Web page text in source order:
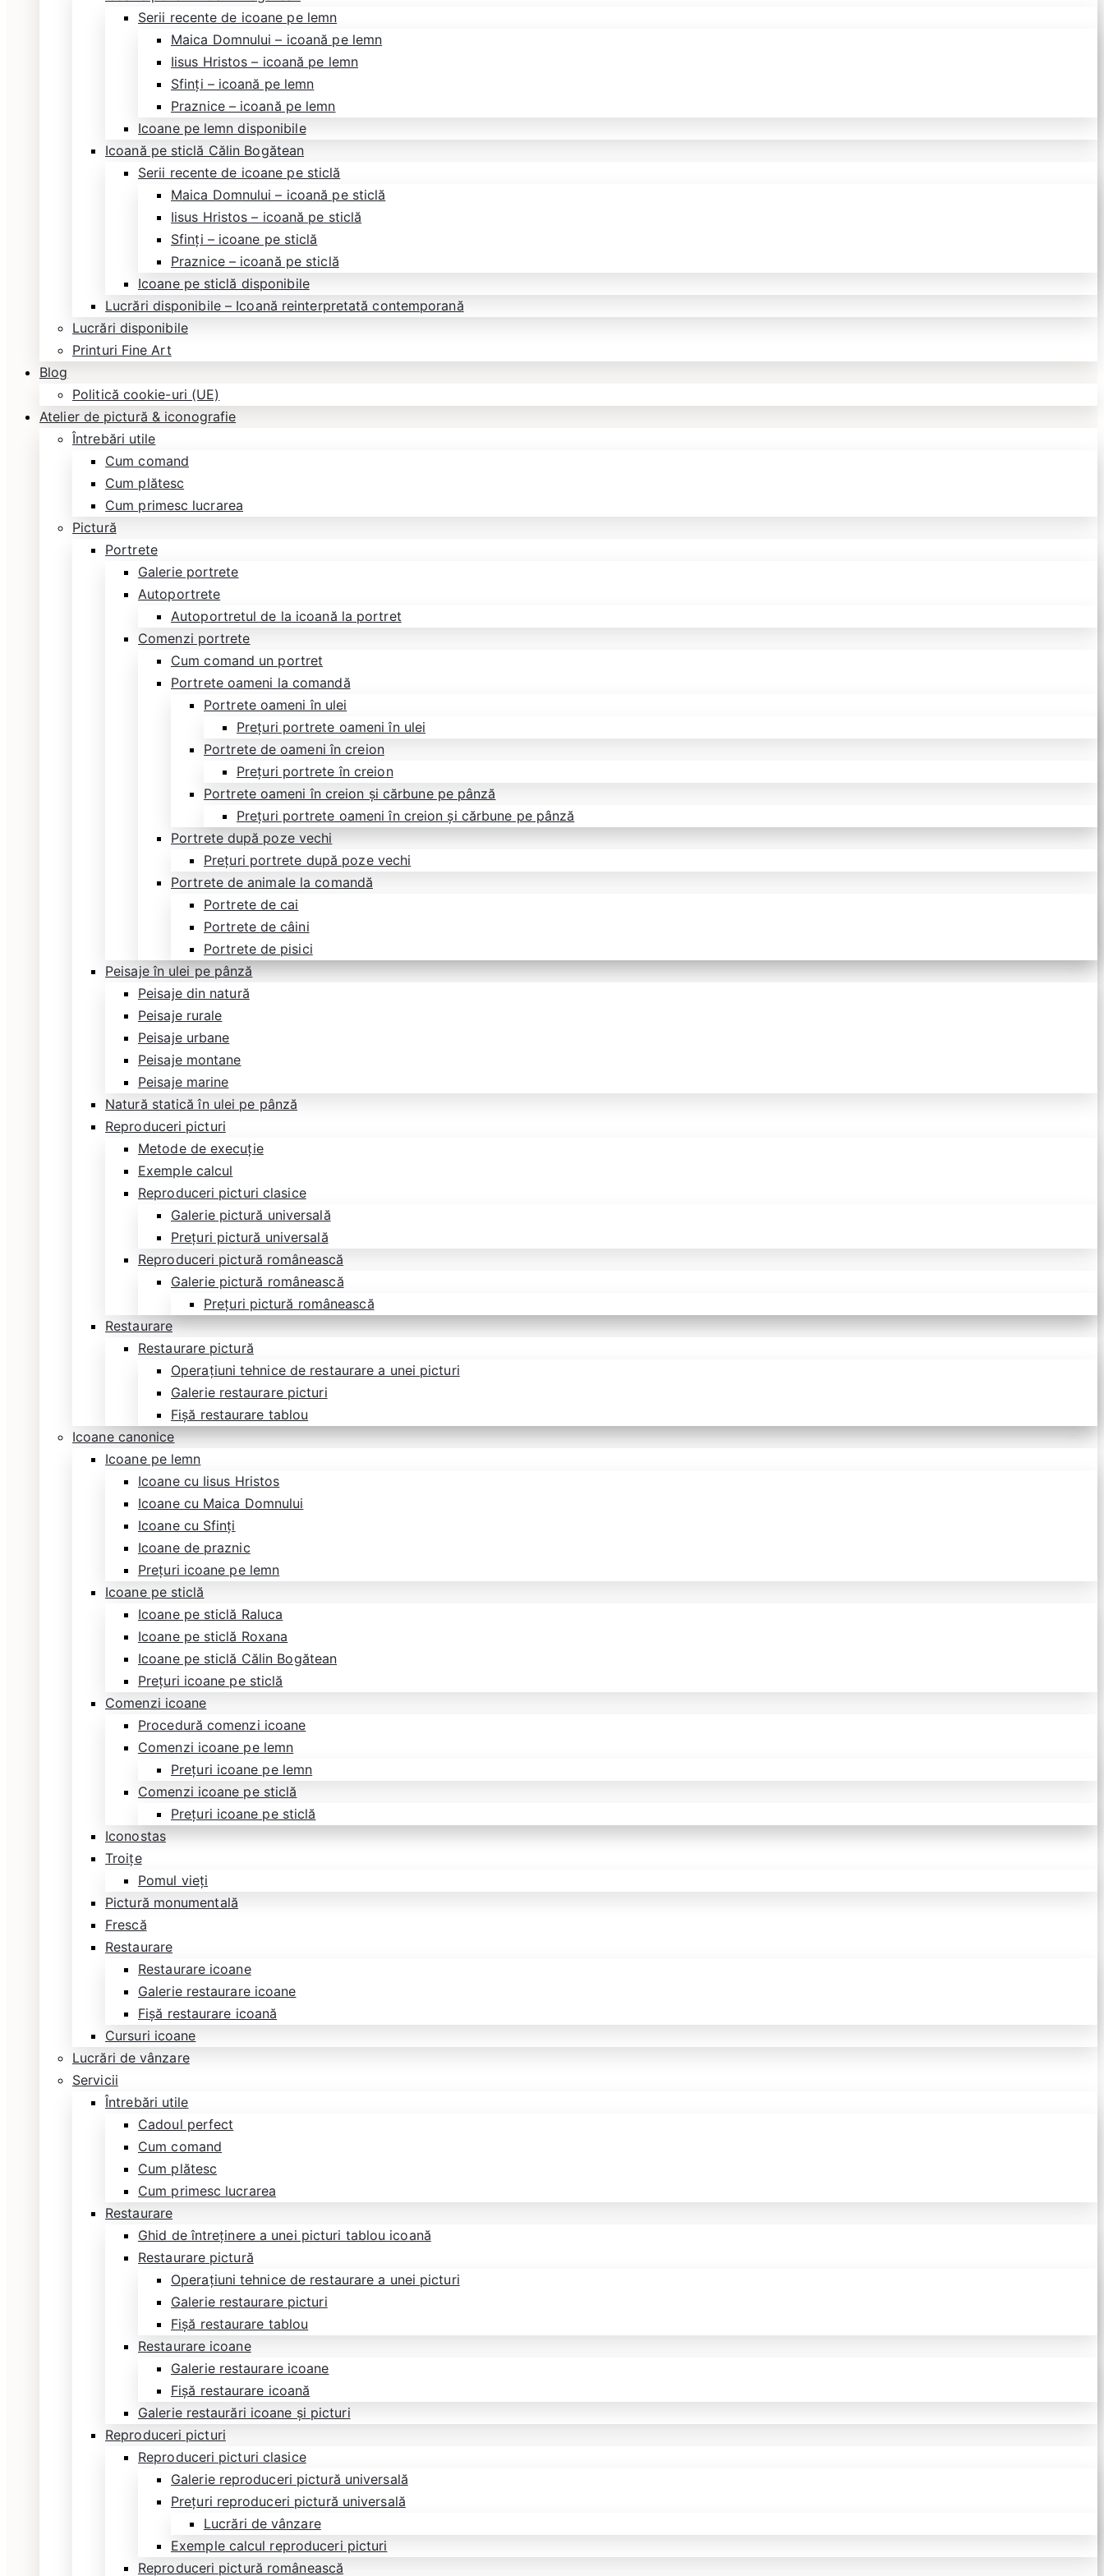
Serii recente de icoane pe lemn
Maica Domnului – icoană pe lemn
Iisus Hristos – icoană pe lemn
Sfinți – icoană pe lemn
Praznice – icoană pe lemn
Icoane pe lemn disponibile
Icoană pe sticlă Călin Bogătean
Serii recente de icoane pe sticlă
Maica Domnului – icoană pe sticlă
Iisus Hristos – icoană pe sticlă
Sfinți – icoane pe sticlă
Praznice – icoană pe sticlă
Icoane pe sticlă disponibile
Lucrări disponibile – Icoană reinterpretată contemporană
Lucrări disponibile
Printuri Fine Art
Blog
Politică cookie-uri (UE)
Atelier de pictură & iconografie
Întrebări utile
Cum comand
Cum plătesc
Cum primesc lucrarea
Pictură
Portrete
Galerie portrete
Autoportrete
Autoportretul de la icoană la portret
Comenzi portrete
Cum comand un portret
Portrete oameni la comandă
Portrete oameni în ulei
Prețuri portrete oameni în ulei
Portrete de oameni în creion
Prețuri portrete în creion
Portrete oameni în creion și cărbune pe pânză
Prețuri portrete oameni în creion și cărbune pe pânză
Portrete după poze vechi
Prețuri portrete după poze vechi
Portrete de animale la comandă
Portrete de cai
Portrete de câini
Portrete de pisici
Peisaje în ulei pe pânză
Peisaje din natură
Peisaje rurale
Peisaje urbane
Peisaje montane
Peisaje marine
Natură statică în ulei pe pânză
Reproduceri picturi
Metode de execuție
Exemple calcul
Reproduceri picturi clasice
Galerie pictură universală
Prețuri pictură universală
Reproduceri pictură românească
Galerie pictură românească
Prețuri pictură românească
Restaurare
Restaurare pictură
Operațiuni tehnice de restaurare a unei picturi
Galerie restaurare picturi
Fișă restaurare tablou
Icoane canonice
Icoane pe lemn
Icoane cu Iisus Hristos
Icoane cu Maica Domnului
Icoane cu Sfinți
Icoane de praznic
Prețuri icoane pe lemn
Icoane pe sticlă
Icoane pe sticlă Raluca
Icoane pe sticlă Roxana
Icoane pe sticlă Călin Bogătean
Prețuri icoane pe sticlă
Comenzi icoane
Procedură comenzi icoane
Comenzi icoane pe lemn
Prețuri icoane pe lemn
Comenzi icoane pe sticlă
Prețuri icoane pe sticlă
Iconostas
Troițe
Pomul vieți
Pictură monumentală
Frescă
Restaurare
Restaurare icoane
Galerie restaurare icoane
Fișă restaurare icoană
Cursuri icoane
Lucrări de vânzare
Servicii
Întrebări utile
Cadoul perfect
Cum comand
Cum plătesc
Cum primesc lucrarea
Restaurare
Ghid de întreținere a unei picturi tablou icoană
Restaurare pictură
Operațiuni tehnice de restaurare a unei picturi
Galerie restaurare picturi
Fișă restaurare tablou
Restaurare icoane
Galerie restaurare icoane
Fișă restaurare icoană
Galerie restaurări icoane și picturi
Reproduceri picturi
Reproduceri picturi clasice
Galerie reproduceri pictură universală
Prețuri reproduceri pictură universală
Lucrări de vânzare
Exemple calcul reproduceri picturi
Reproduceri pictură românească